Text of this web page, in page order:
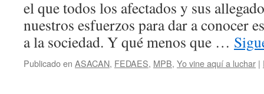
el que todos los afectados y sus
nuestros esfuerzos para dar a conocer
a la sociedad. Y qué menos que …
Publicado en ASACAN, FEDAES, MPB, Yo vine aquí a luchar |